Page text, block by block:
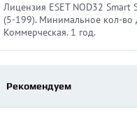
Лицензия ESET NOD32
(5-199). Минимальное кол-во
Коммерческая. 1 год.
Рекомендуем